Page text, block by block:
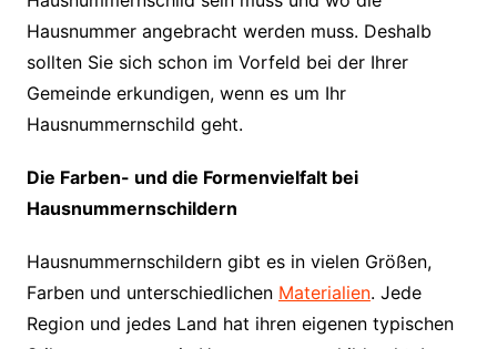
Hausnummer angebracht werden muss. Deshalb
sollten Sie sich schon im Vorfeld bei der Ihrer
Gemeinde erkundigen, wenn es um Ihr
Hausnummernschild geht.
Die Farben- und die Formenvielfalt bei
Hausnummernschildern
Hausnummernschildern gibt es in vielen Größen,
Farben und unterschiedlichen Materialien. Jede
Region und jedes Land hat ihren eigenen typischen